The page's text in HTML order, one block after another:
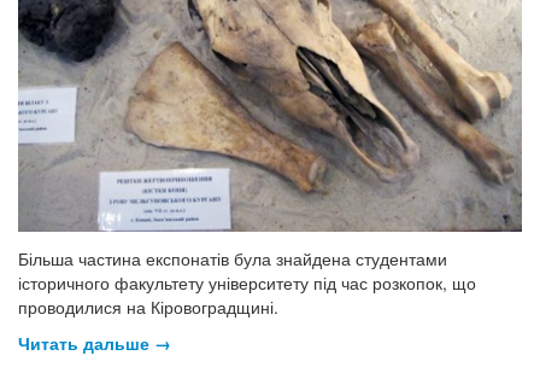
Більша частина експонатів була знайдена студентами
історичного факультету університету під час розкопок, що
проводилися на Кіровоградщині.
Читать дальше →